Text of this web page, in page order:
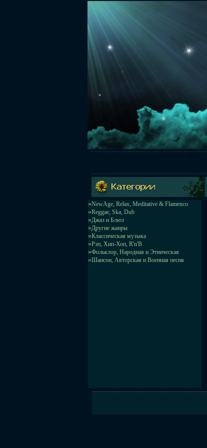
»NewAge, Relax, Meditative & Flamenco
»Reggae, Ska, Dub
»Джаз и Блюз
»Другие жанры
»Классическая музыка
»Рэп, Хип-Хоп, R'n'B
»Фольклор, Народная и Этническая
»Шансон, Авторская и Военная песня